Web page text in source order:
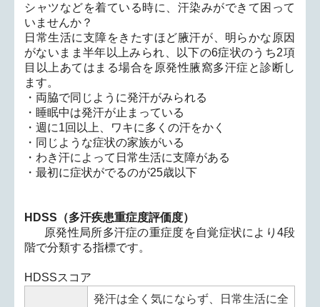
シャツなどを着ている時に、汗染みができて困って
いませんか？
日常生活に支障をきたすほど腋汗が、 明らかな原因
がないまま半年以上みられ、以下の6症状のうち2項
目以上あてはまる場合を原発性腋窩多汗症と診断し
ます。
・両脇で同じように発汗がみられる
・睡眠中は発汗が止まっている
・週に1回以上、ワキに多くの汗をかく
・同じような症状の家族がいる
・わき汗によって日常生活に支障がある
・最初に症状がでるのが25歳以下
HDSS （多汗疾患重症度評価度）
原発性局所多汗症の重症度を自覚症状により4段
階で分類する指標です。
HDSSスコア
発汗は全く気にならず、日常生活に全